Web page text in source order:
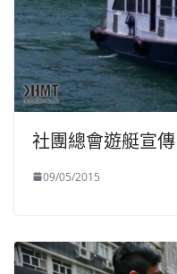
社團總會遊艇宣
09/05/2015